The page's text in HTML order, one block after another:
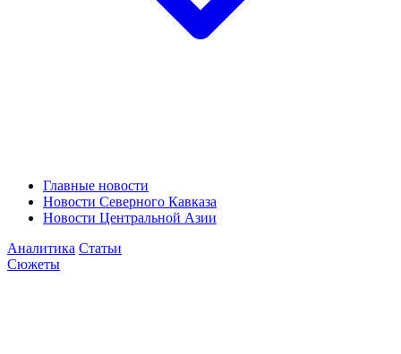
Главные новости
Новости Северного Кавказа
Новости Центральной Азии
Аналитика Статьи
Сюжеты